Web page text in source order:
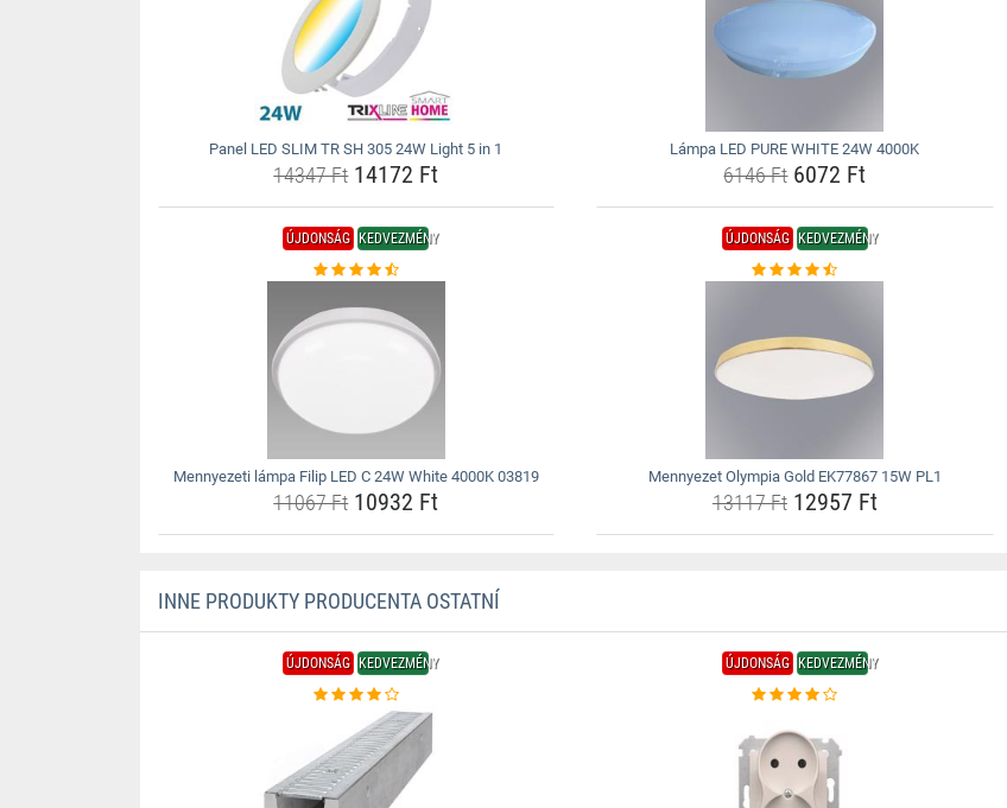
Panel LED SLIM TR SH 305 24W Light 5 in 1
14347 Ft14172 Ft
Lámpa LED PURE WHITE 24W 4000K
6146 Ft6072 Ft
ÚJDONSÁG KEDVEZMÉNY
Mennyezeti lámpa Filip LED C 24W White 4000K 03819
11067 Ft10932 Ft
ÚJDONSÁG KEDVEZMÉNY
Mennyezet Olympia Gold EK77867 15W PL1
13117 Ft12957 Ft
INNE PRODUKTY PRODUCENTA OSTATNÍ
ÚJDONSÁG KEDVEZMÉNY ÚJDONSÁG KEDVEZMÉNY